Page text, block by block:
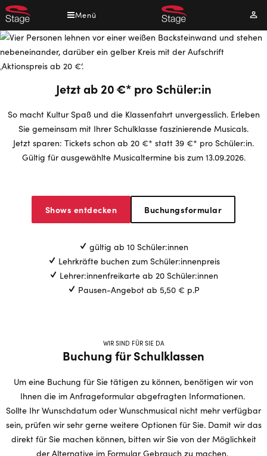
Direkt
zum
Inhalt
Menü
Jetzt ab 20 €* pro Schüler:in
So macht Kultur Spaß und die Klassenfahrt unvergesslich. Erleben
Sie gemeinsam mit Ihrer Schulklasse faszinierende Musicals.
Jetzt sparen: Tickets schon ab 20 €* statt 39 €* pro Schüler:in.
Gültig für ausgewählte Musicaltermine bis zum 13.09.2026.
Shows entdecken Buchungsformular
gültig ab 10 Schüler:innen
Lehrkräfte buchen zum Schüler:innenpreis
Lehrer:innenfreikarte ab 20 Schüler:innen
Pausen-Angebot ab 5,50 € p.P
WIR SIND FÜR SIE DA
Buchung für Schulklassen
Um eine Buchung für Sie tätigen zu können, benötigen wir von
Ihnen die im Anfrageformular abgefragten Informationen.
Sollte Ihr Wunschdatum oder Wunschmusical nicht mehr verfügbar
sein, prüfen wir sehr gerne weitere Optionen für Sie. Damit wir das
direkt für Sie machen können, bitten wir Sie von der Möglichkeit
der Alternative im Formular Gebrauch zu machen.